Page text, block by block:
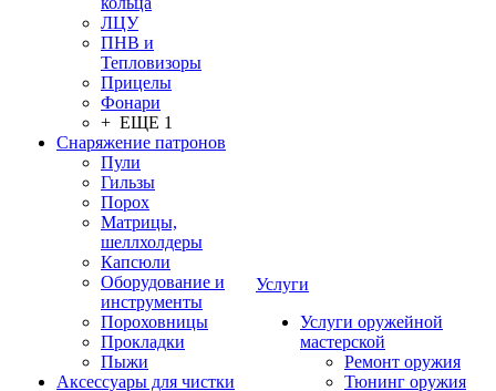
ЛЦУ
ПНВ и
Тепловизоры
Прицелы
Фонари
+ ЕЩЕ 1
Снаряжение патронов
Пули
Гильзы
Порох
Матрицы,
шеллхолдеры
Капсюли
Оборудование и
инструменты
Пороховницы
Прокладки
Пыжи
Аксессуары для чистки
Услуги
Услуги оружейной
мастерской
Ремонт оружия
Тюнинг оружия